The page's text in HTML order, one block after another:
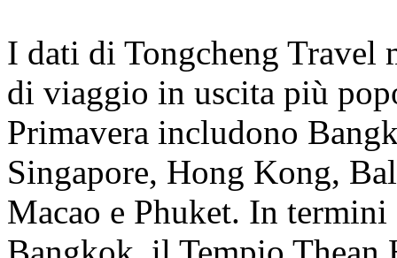
I dati di Tongcheng Travel
di viaggio in uscita più
Primavera includono
Singapore, Hong Kong,
Macao e Phuket. In